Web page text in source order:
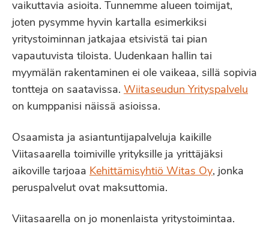
vaikuttavia asioita. Tunnemme alueen toimijat,
joten pysymme hyvin kartalla esimerkiksi
yritystoiminnan jatkajaa etsivistä tai pian
vapautuvista tiloista. Uudenkaan hallin tai
myymälän rakentaminen ei ole vaikeaa, sillä sopivia
tontteja on saatavissa. Wiitaseudun Yrityspalvelu
on kumppanisi näissä asioissa.
Osaamista ja asiantuntijapalveluja kaikille
Viitasaarella toimiville yrityksille ja yrittäjäksi
aikoville tarjoaa Kehittämisyhtiö Witas Oy, jonka
peruspalvelut ovat maksuttomia.
Viitasaarella on jo monenlaista yritystoimintaa.